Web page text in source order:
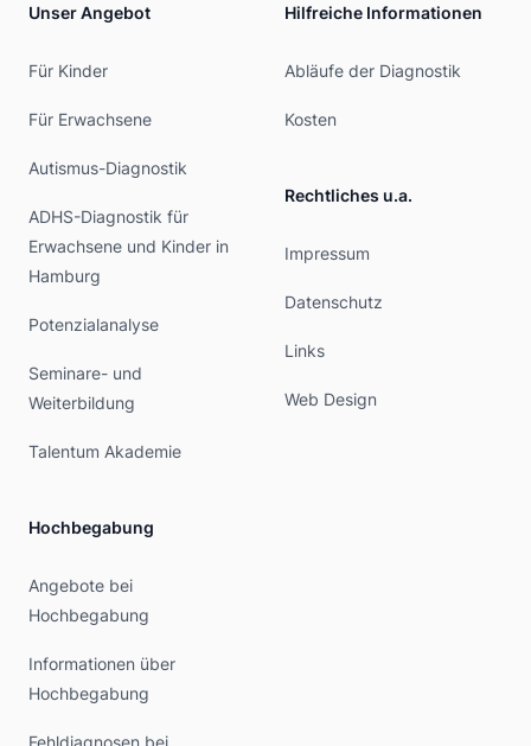
Unser Angebot
Für Kinder
Für Erwachsene
Autismus-Diagnostik
ADHS-Diagnostik für
Erwachsene und Kinder in
Hamburg
Potenzialanalyse
Seminare- und
Weiterbildung
Talentum Akademie
Hochbegabung
Angebote bei
Hochbegabung
Informationen über
Hochbegabung
Fehldiagnosen bei
Hilfreiche Informationen
Abläufe der Diagnostik
Kosten
Rechtliches u.a.
Impressum
Datenschutz
Links
Web Design